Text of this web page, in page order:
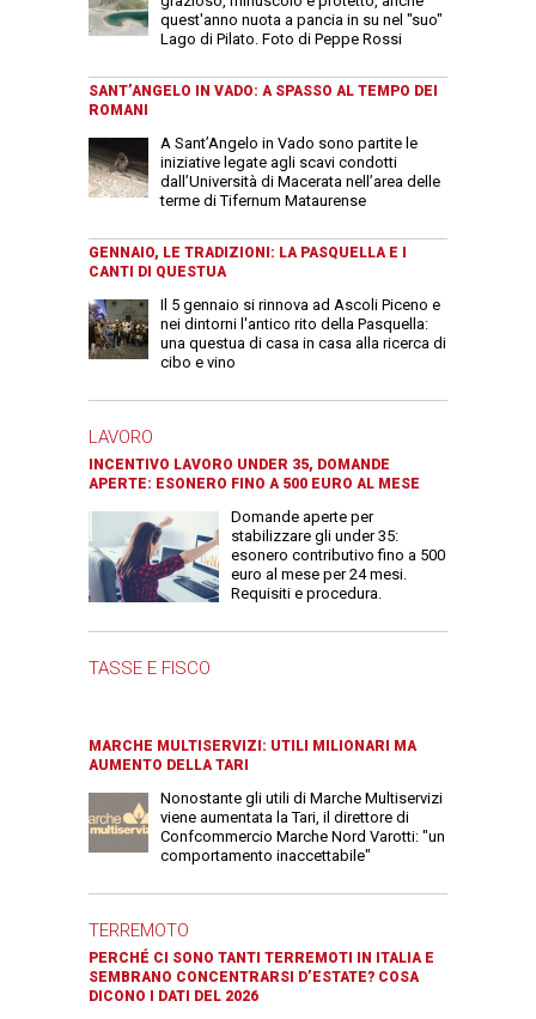
quest'anno nuota a pancia in su nel "suo"
Lago di Pilato. Foto di Peppe Rossi
SANT’ANGELO IN VADO: A SPASSO AL TEMPO DEI
ROMANI
A Sant’Angelo in Vado sono partite le
iniziative legate agli scavi condotti
dall’Università di Macerata nell’area delle
terme di Tifernum Mataurense
GENNAIO, LE TRADIZIONI: LA PASQUELLA E I
CANTI DI QUESTUA
Il 5 gennaio si rinnova ad Ascoli Piceno e
nei dintorni l'antico rito della Pasquella:
una questua di casa in casa alla ricerca di
cibo e vino
LAVORO
INCENTIVO LAVORO UNDER 35, DOMANDE
APERTE: ESONERO FINO A 500 EURO AL MESE
Domande aperte per
stabilizzare gli under 35:
esonero contributivo fino a 500
euro al mese per 24 mesi.
Requisiti e procedura.
TASSE E FISCO
MARCHE MULTISERVIZI: UTILI MILIONARI MA
AUMENTO DELLA TARI
Nonostante gli utili di Marche Multiservizi
viene aumentata la Tari, il direttore di
Confcommercio Marche Nord Varotti: "un
comportamento inaccettabile"
TERREMOTO
PERCHÉ CI SONO TANTI TERREMOTI IN ITALIA E
SEMBRANO CONCENTRARSI D’ESTATE? COSA
DICONO I DATI DEL 2026